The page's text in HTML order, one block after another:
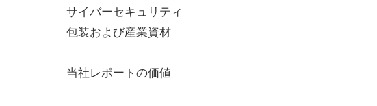
サイバーセキュリティ
包装および産業資材
当社レポートの価値